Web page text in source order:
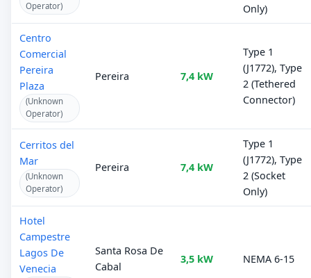
Operator)
Only)
Centro
Comercial
Pereira
Plaza
(Unknown
Operator)
Pereira 7,4 kW
Type 1
(J1772), Type
2 (Tethered
Connector)
Cerritos del
Mar
(Unknown
Operator)
Pereira 7,4 kW
Type 1
(J1772), Type
2 (Socket
Only)
Hotel
Campestre
Lagos De
Venecia
Santa Rosa De
Cabal
3,5 kW NEMA 6-15